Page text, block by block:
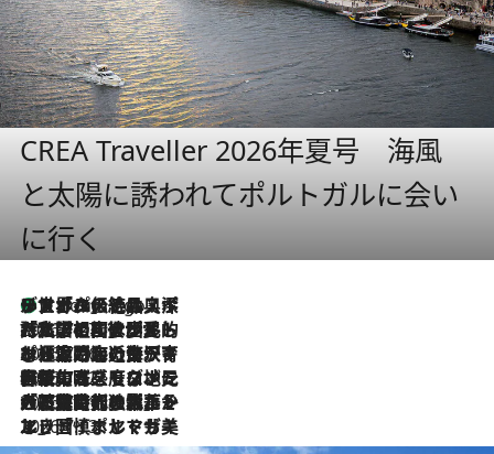
CREA Traveller 2026年夏号 海風
と太陽に誘われてポルトガルに会い
に行く
4 Hours Ago
リスボンの絶品スイーツ「パステル・デ・ナタ」とは？ポルトガル伝統の奥深い世界へ
2026.7.27
「私の祖国はポルトガル語です」国民的詩人フェルナンド・ペソアと、彼が愛した文学の街を歩く
2026.7.26
ポルトガル近海が育む極上の海の幸。キリリと冷えた白ワインと愉しむ、シーフード専門店の贅沢
2026.7.22
伝統の味をモダンに昇華。高感度な地元客が集う、リスボンの最旬ガストロノミー
2026.7.21
大航海時代の栄華から、震災、独裁、そして革命へ。ポルトガル・首都リスボンの石畳に刻まれた「歴史の光と影」
2026.7.13
エッセイ・ヤマザキマリ「慎ましくも美しき国 ポルトガル」